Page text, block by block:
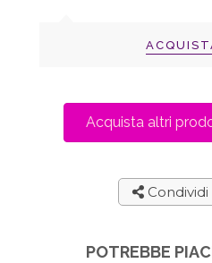
Acquista altri
Condividi
POTREBBE